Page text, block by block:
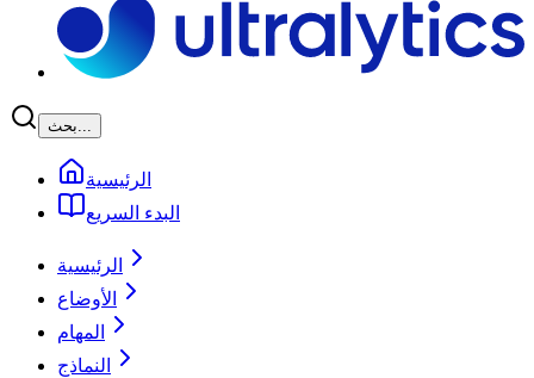
بحث...
الرئيسية
البدء السريع
الرئيسية
الأوضاع
المهام
النماذج